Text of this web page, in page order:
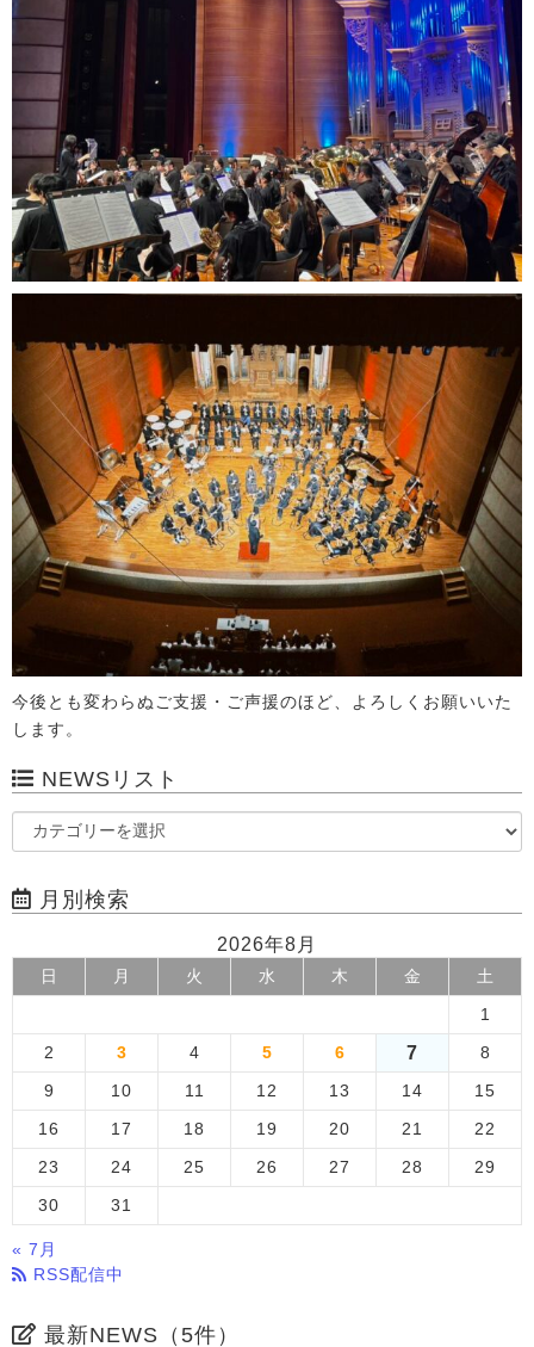
今後とも変わらぬご支援・ご声援のほど、よろしくお願いいた
します。
NEWSリスト
月別検索
2026年8月
日 月 火 水 木 金 土
1
2 3 4 5 6 7 8
9 10 11 12 13 14 15
16 17 18 19 20 21 22
23 24 25 26 27 28 29
30 31
« 7月
RSS配信中
最新NEWS（5件）